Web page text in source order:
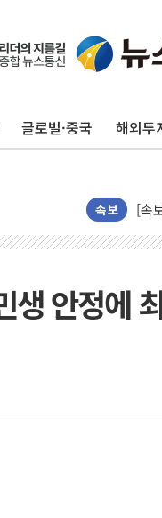
글로벌·중국 해외투
속보
[
민
인
[속
[속
[속
정
하
인
홈
윤
'호
생 안정에